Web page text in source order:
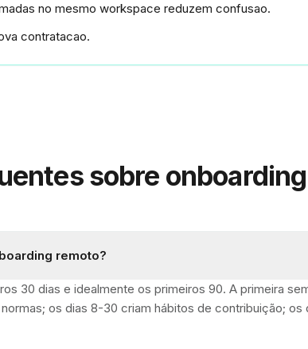
no mesmo workspace reduzem confusao.
contratacao.
sobre
remoto?
30 dias e idealmente os primeiros 90. A primeira
os dias 8-30 criam hábitos de contribuição; os